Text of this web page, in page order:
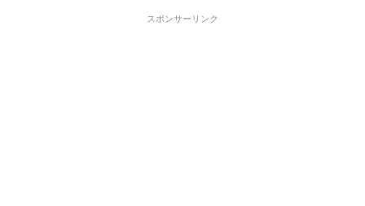
スポンサーリンク